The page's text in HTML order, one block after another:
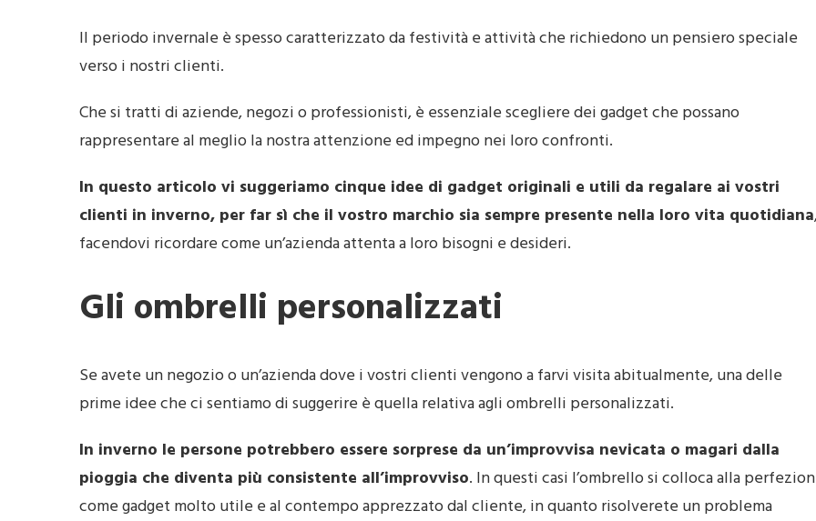
Il periodo invernale è spesso caratterizzato da festività e attività che richiedono un pensiero speciale
verso i nostri clienti.
Che si tratti di aziende, negozi o professionisti, è essenziale scegliere dei gadget che possano
rappresentare al meglio la nostra attenzione ed impegno nei loro confronti.
In questo articolo vi suggeriamo cinque idee di gadget originali e utili da regalare ai vostri
clienti in inverno, per far sì che il vostro marchio sia sempre presente nella loro vita quotidiana
facendovi ricordare come un’azienda attenta a loro bisogni e desideri.
Gli ombrelli personalizzati
Se avete un negozio o un’azienda dove i vostri clienti vengono a farvi visita abitualmente, una delle
prime idee che ci sentiamo di suggerire è quella relativa agli ombrelli personalizzati.
In inverno le persone potrebbero essere sorprese da un’improvvisa nevicata o magari dalla
pioggia che diventa più consistente all’improvviso. In questi casi l’ombrello si colloca alla
come gadget molto utile e al contempo apprezzato dal cliente, in quanto risolverete un problema